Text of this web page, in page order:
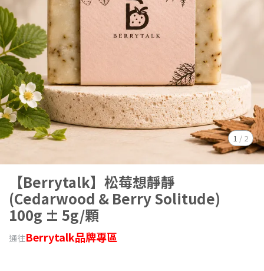
1 / 2
【Berrytalk】松莓想靜靜
(Cedarwood & Berry Solitude)
100g ± 5g/顆
通往Berrytalk品牌專區